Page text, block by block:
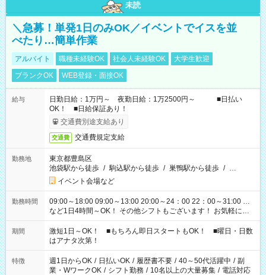
未読
＼急募！単発1日のみOK／イベントでイスを並
べたり…簡単作業
アルバイト 職種未経験OK 社会人未経験OK
大学生歓迎
ブランクOK
WEB登録・面接OK
給与
日勤日給：1万円～ 夜勤日給：1万2500円～ ■日払い
OK！ ■日給保証あり！
交通費別途支給あり
交通費 交通費規定支給
勤務地
東京都豊島区
池袋駅から徒歩 / 駒込駅から徒歩 / 巣鴨駅から徒歩 / …
イベント会場など
勤務時間
09:00～18:00 09:00～13:00 20:00～24：00 22：00～31:00 …
など1日4時間～OK！ その他シフトもございます！ お気軽にご
相談ください！
期間
激短1日～OK！ ■もちろん即日スタートもOK！ ■曜日・日数
はアナタ次第！
特徴 週1日からOK / 日払いOK / 履歴書不要 / 40～50代活躍中 / 副
業・WワークOK / シフト勤務 / 10名以上の大量募集 / 電話対応